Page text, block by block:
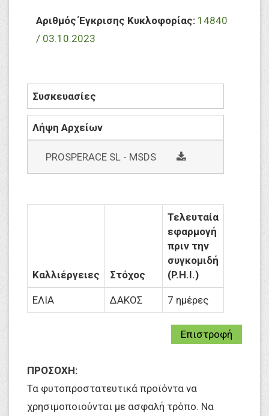
Αριθμός Έγκρισης Κυκλοφορίας: 14840
/ 03.10.2023
Συσκευασίες
Λήψη Αρχείων
PROSPERACE SL - MSDS social
Καλλιέργειες Στόχος
Τελευταία
εφαρμογή
πριν την
συγκομιδή
(P.H.I.)
ΕΛΙΑ ΔΑΚΟΣ 7 ημέρες
Επιστροφή
ΠΡΟΣΟΧΗ:
Τα φυτοπροστατευτικά προϊόντα να
χρησιμοποιούνται με ασφαλή τρόπο. Να